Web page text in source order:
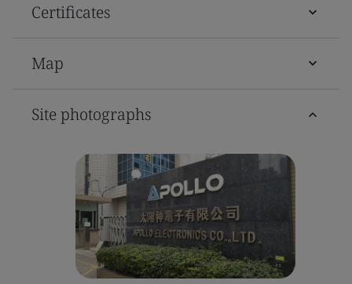
Certificates
Map
Site photographs